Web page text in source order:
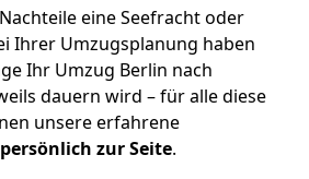
eine Seefracht oder
Ihrer Umzugsplanung haben
Ihr Umzug Berlin nach
dauern wird – für alle diese
unsere erfahrene
zur Seite.